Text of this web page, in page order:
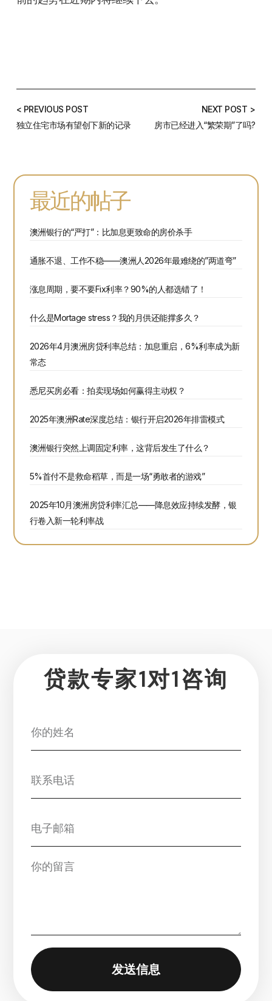
< PREVIOUS POST
独立住宅市场有望创下新的记录
NEXT POST >
房市已经进入“繁荣期”了吗?
最近的帖子
澳洲银行的“严打”：比加息更致命的房价杀手
通胀不退、工作不稳——澳洲人2026年最难绕的”两道弯”
涨息周期，要不要Fix利率？90%的人都选错了！
什么是Mortage stress？我的月供还能撑多久？
2026年4月澳洲房贷利率总结：加息重启，6%利率成为新
常态
悉尼买房必看：拍卖现场如何赢得主动权？
2025年澳洲Rate深度总结：银行开启2026年排雷模式
澳洲银行突然上调固定利率，这背后发生了什么？
5%首付不是救命稻草，而是一场“勇敢者的游戏”
2025年10月澳洲房贷利率汇总——降息效应持续发酵，银
行卷入新一轮利率战
贷款专家1对1咨询
发送信息